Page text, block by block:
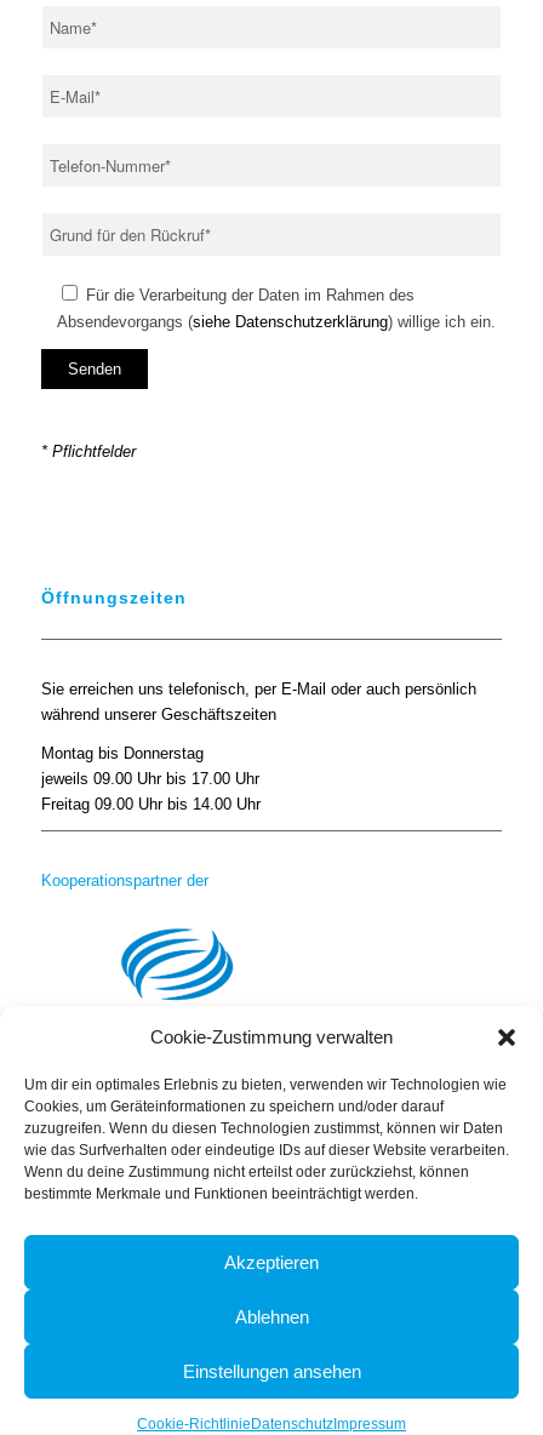
Cookie-Zustimmung verwalten
Um dir ein optimales Erlebnis zu bieten, verwenden wir Technologien wie
Cookies, um Geräteinformationen zu speichern und/oder darauf
zuzugreifen. Wenn du diesen Technologien zustimmst, können wir Daten
wie das Surfverhalten oder eindeutige IDs auf dieser Website verarbeiten.
Wenn du deine Zustimmung nicht erteilst oder zurückziehst, können
bestimmte Merkmale und Funktionen beeinträchtigt werden.
Akzeptieren
Ablehnen
Einstellungen ansehen
Cookie-Richtlinie Datenschutz Impressum
Für die Verarbeitung der Daten im Rahmen des
Absendevorgangs (siehe Datenschutzerklärung) willige ich ein.
* Pflichtfelder
Öffnungszeiten
Sie erreichen uns telefonisch, per E-Mail oder auch persönlich
während unserer Geschäftszeiten
Montag bis Donnerstag
jeweils 09.00 Uhr bis 17.00 Uhr
Freitag 09.00 Uhr bis 14.00 Uhr
Kooperationspartner der
© Copyright -mercant AG
Datenschutz Cookie-Richtlinie (EU)